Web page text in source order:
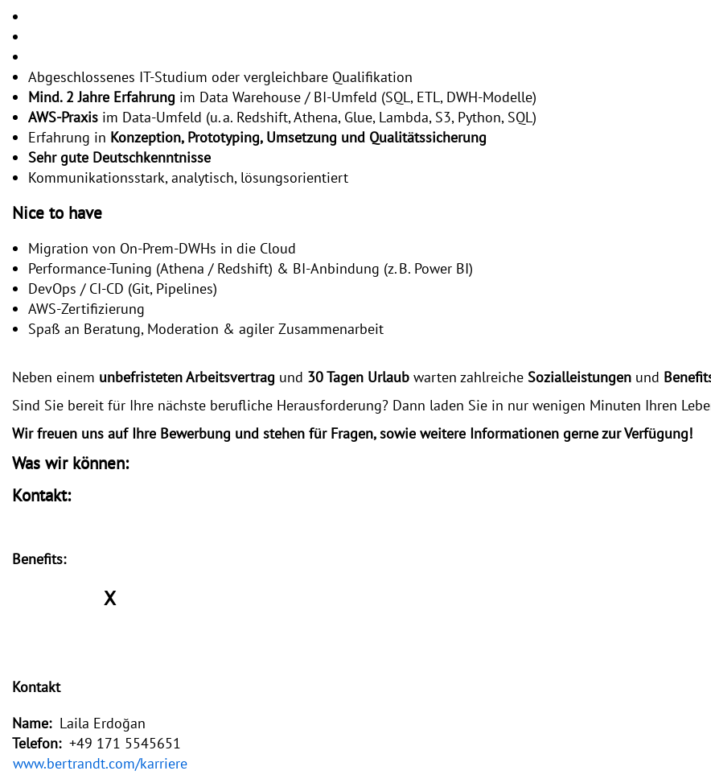
Abgeschlossenes IT‑Studium oder vergleichbare Qualifikation
Mind. 2 Jahre Erfahrung im Data Warehouse / BI‑Umfeld (SQL, ETL, DWH‑Modelle)
AWS‑Praxis im Data‑Umfeld (u. a. Redshift, Athena, Glue, Lambda, S3, Python, SQL)
Erfahrung in Konzeption, Prototyping, Umsetzung und Qualitätssicherung
Sehr gute Deutschkenntnisse
Kommunikationsstark, analytisch, lösungsorientiert
Nice to have
Migration von On‑Prem‑DWHs in die Cloud
Performance‑Tuning (Athena / Redshift) & BI‑Anbindung (z. B. Power BI)
DevOps / CI‑CD (Git, Pipelines)
AWS‑Zertifizierung
Spaß an Beratung, Moderation & agiler Zusammenarbeit
Neben einem unbefristeten Arbeitsvertrag und 30 Tagen Urlaub warten zahlreiche Sozialleistungen und
Sind Sie bereit für Ihre nächste berufliche Herausforderung? Dann laden Sie in nur wenigen Minuten Ihren
Wir freuen uns auf Ihre Bewerbung und stehen für Fragen, sowie weitere Informationen gerne zur Verfügung!
Was wir können:
Kontakt:
Benefits:
X
Kontakt
Name: Laila Erdoğan
Telefon: +49 171 5545651
www.bertrandt.com/karriere